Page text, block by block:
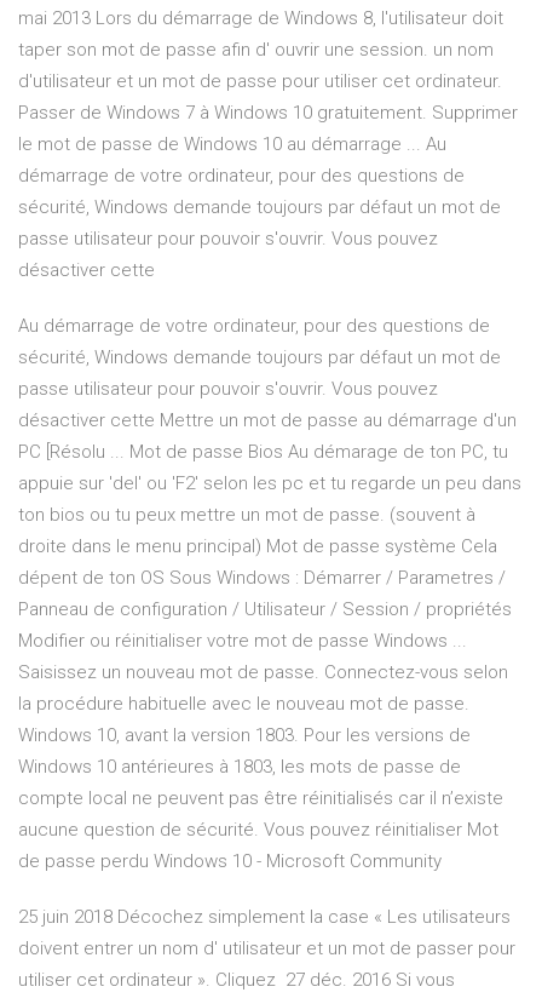
mai 2013 Lors du démarrage de Windows 8, l'utilisateur doit
taper son mot de passe afin d' ouvrir une session. un nom
d'utilisateur et un mot de passe pour utiliser cet ordinateur.
Passer de Windows 7 à Windows 10 gratuitement. Supprimer
le mot de passe de Windows 10 au démarrage ... Au
démarrage de votre ordinateur, pour des questions de
sécurité, Windows demande toujours par défaut un mot de
passe utilisateur pour pouvoir s'ouvrir. Vous pouvez
désactiver cette
Au démarrage de votre ordinateur, pour des questions de
sécurité, Windows demande toujours par défaut un mot de
passe utilisateur pour pouvoir s'ouvrir. Vous pouvez
désactiver cette Mettre un mot de passe au démarrage d'un
PC [Résolu ... Mot de passe Bios Au démarage de ton PC, tu
appuie sur 'del' ou 'F2' selon les pc et tu regarde un peu dans
ton bios ou tu peux mettre un mot de passe. (souvent à
droite dans le menu principal) Mot de passe système Cela
dépent de ton OS Sous Windows : Démarrer / Parametres /
Panneau de configuration / Utilisateur / Session / propriétés
Modifier ou réinitialiser votre mot de passe Windows ...
Saisissez un nouveau mot de passe. Connectez-vous selon
la procédure habituelle avec le nouveau mot de passe.
Windows 10, avant la version 1803. Pour les versions de
Windows 10 antérieures à 1803, les mots de passe de
compte local ne peuvent pas être réinitialisés car il n’existe
aucune question de sécurité. Vous pouvez réinitialiser Mot
de passe perdu Windows 10 - Microsoft Community
25 juin 2018 Décochez simplement la case « Les utilisateurs
doivent entrer un nom d' utilisateur et un mot de passer pour
utiliser cet ordinateur ». Cliquez 27 déc. 2016 Si vous